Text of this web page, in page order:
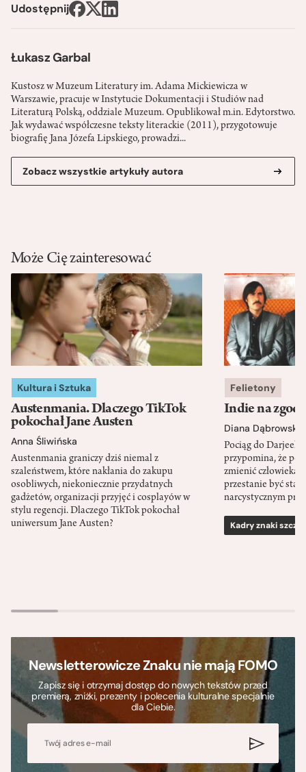
Łukasz Garbal
Kustosz w Muzeum Literatury im. Adama Mickiewicza w
Warszawie, pracuje w Instytucie Dokumentacji i Studiów nad
Literaturą Polską, oddziale Muzeum. Opublikował m.in. Edytorstwo.
Jak wydawać współczesne teksty literackie (2011), przygotowuje
biografię Jana Józefa Lipskiego, prowadzi...
Zobacz wszystkie artykuły autora
Udostępnij
Może Cię zainteresować
Kultura i Sztuka
Austenmania. Dlaczego TikTok
pokochał Jane Austen
Anna Śliwińska
Austenmania graniczy dziś niemal z
szaleństwem, które nakłania do zakupu
osobliwych, niekoniecznie przydatnych
gadżetów, organizacji przyjęć i cosplayów w
stylu regencji. Dlaczego TikTok pokochał
uniwersum Jane Austen?
Felietony
Indie na
Diana Dąbrowska
Pociąg do
przypomina, że
zmienić człowieka
przestanie być
narcystycznym
Kadry znaki
Newsletterowicze Znaku nie mają FOMO
Zapisz się i otrzymaj dostęp do nowych tekstów przed
premierą, zniżki, prezenty i polecenia kulturalne specjalnie
dla Ciebie.